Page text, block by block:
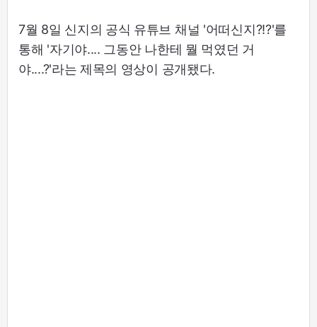
7월 8일 신지의 공식 유튜브 채널 '어떠신지?!?'를
통해 '자기야.... 그동안 나한테 뭘 먹였던 거
야....?'라는 제목의 영상이 공개됐다.